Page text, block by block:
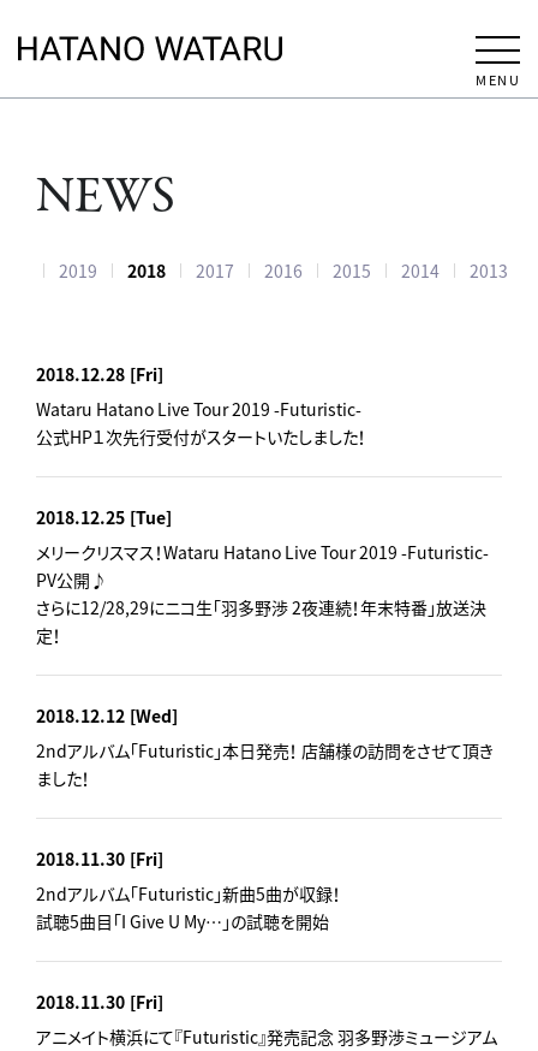
MENU
NEWS
2019 2018 2017 2016 2015 2014 2013
2018.12.28 [Fri]
Wataru Hatano Live Tour 2019 -Futuristic-
公式HP１次先行受付がスタートいたしました！
2018.12.25 [Tue]
メリークリスマス！Wataru Hatano Live Tour 2019 -Futuristic-
PV公開♪
さらに12/28,29にニコ生「羽多野渉 2夜連続！年末特番」放送決
定！
2018.12.12 [Wed]
2ndアルバム「Futuristic」本日発売！ 店舗様の訪問をさせて頂き
ました！
2018.11.30 [Fri]
2ndアルバム「Futuristic」新曲5曲が収録！
試聴5曲目「I Give U My…」の試聴を開始
2018.11.30 [Fri]
アニメイト横浜にて『Futuristic』発売記念 羽多野渉ミュージアム